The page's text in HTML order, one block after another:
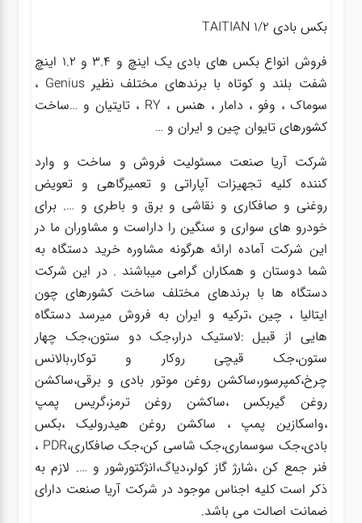
بکس بادی TAITIAN 1/2
فروش انواع بکس های بادی یک اینچ و 3.4 و 1.2 اینچ
شفت بلند و کوتاه با برندهای مختلف نظیر Genius ،
سوماک ، وفو ، دامار ، هنس ، RY ، تایتیان و …ساخت
کشورهای تایوان چین و ایران و …
شرکت آریا صنعت مسئولیت فروش و ساخت و وارد
کننده کلیه تجهیزات آپاراتی و تعمیرگاهی و تعویض
روغنی و صافکاری و نقاشی و برق و باطری و …. برای
خودرو های سواری و سنگین را داراست و مشاوران ما در
این شرکت آماده ارائه هرگونه مشاوره خرید دستگاه به
شما دوستان و همکاران گرامی میباشند . در این شرکت
دستگاه ها با برندهای مختلف ساخت کشورهای چون
ایتالیا ، چین ،ترکیه و ایران به فروش میرسد دستگاه
هایی از قبیل :لاستیک درار،جک دو ستون،جک چهار
ستون،جک قیچی روکار و توکار،بالانس
چرخ،کمپرسور،ساکشن روغن موتور بادی و برقی،ساکشن
روغن گیربکس ،ساکشن روغن ترمز،گریس پمپ
،واسکازین پمپ ، ساکشن روغن هیدرولیک ،بکس
بادی،جک سوسماری،جک شاسی کن،جک صافکاری،PDR ،
فنر جمع کن ،شارژ گاز کولر،دیاگ،انژکتورشور و …. لازم به
ذکر است کلیه اجناس موجود در شرکت آریا صنعت دارای
ضمانت اصالت می باشد.